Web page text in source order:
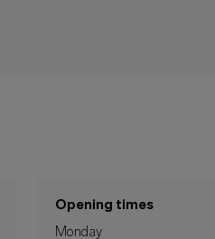
Opening times
Monday